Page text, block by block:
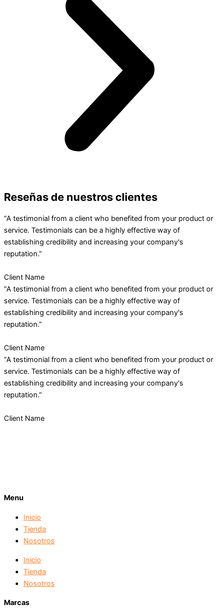
Reseñas de nuestros clientes
“A testimonial from a client who benefited from your product or
service. Testimonials can be a highly effective way of
establishing credibility and increasing your company's
reputation.”
Client Name
“A testimonial from a client who benefited from your product or
service. Testimonials can be a highly effective way of
establishing credibility and increasing your company's
reputation.”
Client Name
“A testimonial from a client who benefited from your product or
service. Testimonials can be a highly effective way of
establishing credibility and increasing your company's
reputation.”
Client Name
Menu
Inicio
Tienda
Nosotros
Inicio
Tienda
Nosotros
Marcas